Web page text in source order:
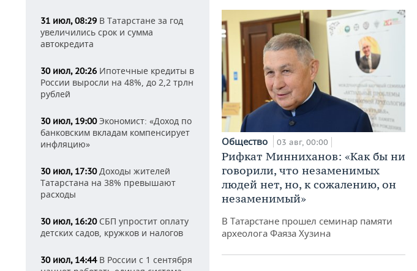
31 июл, 08:29 В Татарстане за год
увеличились срок и сумма
автокредита
30 июл, 20:26 Ипотечные кредиты в
России выросли на 48%, до 2,2 трлн
рублей
30 июл, 19:00Экономист: «Доход по
банковским вкладам компенсирует
инфляцию»
30 июл, 17:30Доходы жителей
Татарстана на 38% превышают
расходы
30 июл, 16:20СБП упростит оплату
детских садов, кружков и налогов
30 июл, 14:44В России с 1 сентября
Общество 03 авг, 00:00
Рифкат Минниханов: «Как бы ни
говорили, что незаменимых
людей нет, но, к сожалению, он
незаменимый»
В Татарстане прошел семинар памяти
археолога Фаяза Хузина